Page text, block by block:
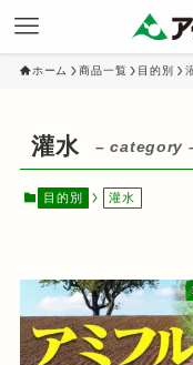
ホーム 商品一覧 目的別
灌水 – category
目的別 灌水